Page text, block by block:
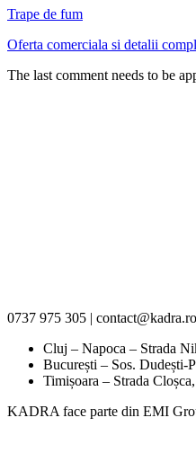
Trape de fum
Oferta comerciala si detalii
The last comment needs to be
0737 975 305 | contact@kadra.ro
Cluj – Napoca – Strada
București – Sos. Dudești-
Timișoara – Strada
KADRA face parte din EMI